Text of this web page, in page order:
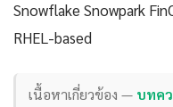
Snowflake Snowpark
RHEL-based
เนื้อหาเกี่ยวข้อง — บทคว